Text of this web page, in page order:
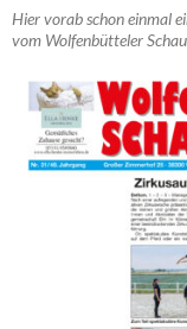
Hier vorab schon einmal
vom Wolfenbütteler